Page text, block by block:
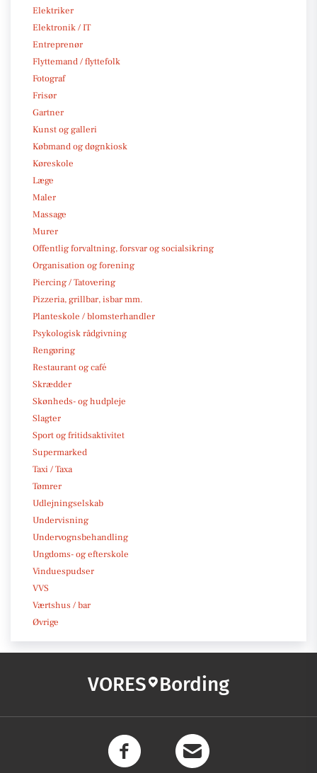
Elektriker
Elektronik / IT
Entreprenør
Flyttemand / flyttefolk
Fotograf
Frisør
Gartner
Kunst og galleri
Købmand og døgnkiosk
Køreskole
Læge
Maler
Massage
Murer
Offentlig forvaltning, forsvar og socialsikring
Organisation og forening
Piercing / Tatovering
Pizzeria, grillbar, isbar mm.
Planteskole / blomsterhandler
Psykologisk rådgivning
Rengøring
Restaurant og café
Skrædder
Skønheds- og hudpleje
Slagter
Sport og fritidsaktivitet
Supermarked
Taxi / Taxa
Tømrer
Udlejningselskab
Undervisning
Undervognsbehandling
Ungdoms- og efterskole
Vinduespudser
VVS
Værtshus / bar
Øvrige
VORES Bording